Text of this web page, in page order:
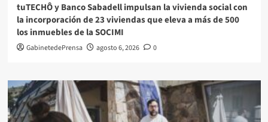
tuTECHÔ y Banco Sabadell impulsan la vivienda social con
la incorporación de 23 viviendas que eleva a más de 500
los inmuebles de la SOCIMI
GabinetedePrensa agosto 6, 2026 0